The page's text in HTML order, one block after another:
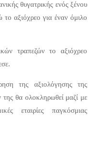
θυγατρικής ενός ξένου
το αξιόχρεο για έναν όμιλο
τραπεζών το αξιόχρεο
της αξιολόγησης της
θα ολοκληρωθεί μαζί με
εταιρίες παγκόσμιας